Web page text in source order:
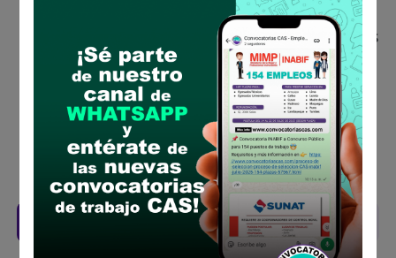
Antes de postular, verifica si cumples con los
requisitos para el puesto
Prepara tu documentación y presentalo en
la fechas y por los medios que indica las
bases
Revisar el cronograma para conocer cuando
se publicará los resultados
Descarga aquí las Bases